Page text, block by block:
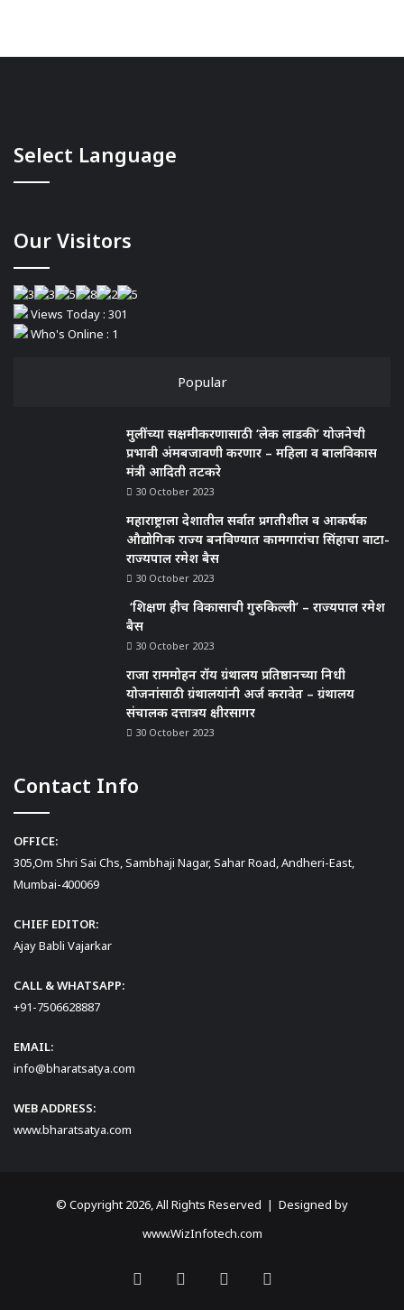
Select Language
Our Visitors
Views Today : 301
Who's Online : 1
Popular
मुलींच्या सक्षमीकरणासाठी ‘लेक लाडकी’ योजनेची
प्रभावी अंमबजावणी करणार – महिला व बालविकास
मंत्री आदिती तटकरे
30 October 2023
महाराष्ट्राला देशातील सर्वात प्रगतीशील व आकर्षक
औद्योगिक राज्य बनविण्यात कामगारांचा सिंहाचा वाटा-
राज्यपाल रमेश बैस
30 October 2023
‘शिक्षण हीच विकासाची गुरुकिल्ली’ – राज्यपाल रमेश
बैस
30 October 2023
राजा राममोहन रॉय ग्रंथालय प्रतिष्ठानच्या निधी
योजनांसाठी ग्रंथालयांनी अर्ज करावेत – ग्रंथालय
संचालक दत्तात्रय क्षीरसागर
30 October 2023
Contact Info
OFFICE:
305,Om Shri Sai Chs, Sambhaji Nagar, Sahar Road, Andheri-East,
Mumbai-400069
CHIEF EDITOR:
Ajay Babli Vajarkar
CALL & WHATSAPP:
+91-7506628887
EMAIL:
info@bharatsatya.com
WEB ADDRESS:
www.bharatsatya.com
© Copyright 2026, All Rights Reserved | Designed by
www.WizInfotech.com
Facebook YouTube